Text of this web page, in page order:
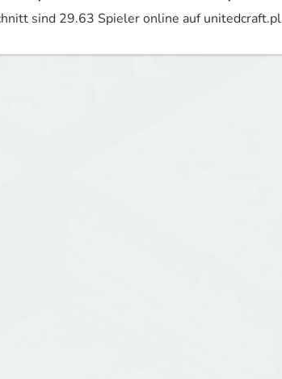
sind 29.63 Spieler online auf unitedcraft.pl